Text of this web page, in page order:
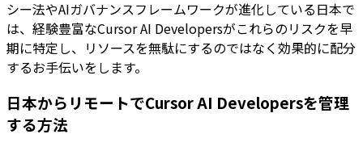
シー法やAIガバナンスフレームワークが進化している日本で
は、経験豊富なCursor AI Developersがこれらのリスクを早
期に特定し、リソースを無駄にするのではなく効果的に配分
するお手伝いをします。
日本からリモートでCursor AI Developersを管理
する方法